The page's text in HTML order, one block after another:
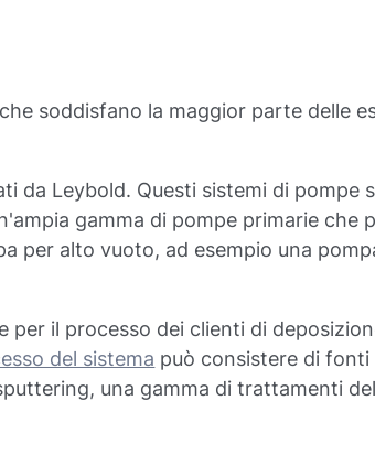
soddisfano la maggior parte delle
da Leybold. Questi sistemi di pompe
gamma di pompe primarie che
per alto vuoto, ad esempio una
il processo dei clienti di
del sistema può consistere di fonti
una gamma di trattamenti